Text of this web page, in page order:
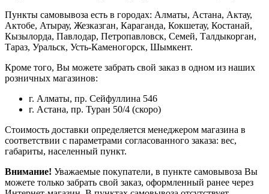
Пункты самовывоза есть в городах: Алматы, Астана, Актау,
Актобе, Атырау, Жезказган, Караганда, Кокшетау, Костанай,
Кызылорда, Павлодар, Петропавловск, Семей, Талдыкорган,
Тараз, Уральск, Усть-Каменогорск, Шымкент.
Кроме того, Вы можете забрать свой заказ в одном из наших
розничных магазинов:
г. Алматы, пр. Сейфуллина 546
г. Астана, пр. Туран 50/4 (скоро)
Стоимость доставки определяется менеджером магазина в
соответствии с параметрами согласованного заказа: вес,
габариты, населенный пункт.
Внимание! Уважаемые покупатели, в пункте самовывоза Вы
можете только забрать свой заказ, оформленный ранее через